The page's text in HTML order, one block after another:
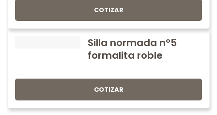
COTIZAR
Silla normada nº5
formalita roble
COTIZAR